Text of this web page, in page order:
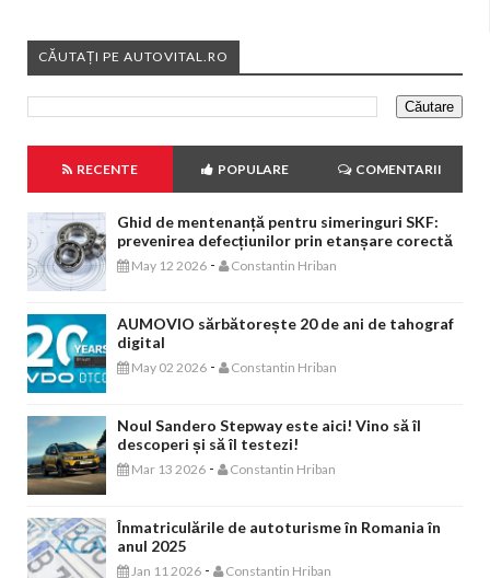
CĂUTAȚI PE AUTOVITAL.RO
RECENTE POPULARE COMENTARII
Ghid de mentenanță pentru simeringuri SKF:
prevenirea defecțiunilor prin etanșare corectă
May 12 2026 - Constantin Hriban
AUMOVIO sărbătorește 20 de ani de tahograf
digital
May 02 2026 - Constantin Hriban
Noul Sandero Stepway este aici! Vino să îl
descoperi și să îl testezi!
Mar 13 2026 - Constantin Hriban
Înmatriculările de autoturisme în Romania în
anul 2025
Jan 11 2026 - Constantin Hriban